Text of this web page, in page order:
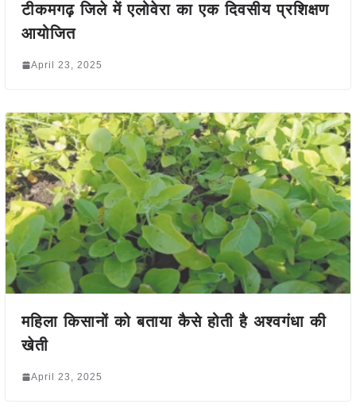
टीकमगढ़ जिले में एलोवेरा का एक दिवसीय प्रशिक्षण
आयोजित
April 23, 2025
महिला किसानों को बताया कैसे होती है अश्वगंधा की
खेती
April 23, 2025